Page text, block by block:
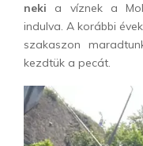
neki a víznek a
indulva. A korábbi
szakaszon
kezdtük a pecát.